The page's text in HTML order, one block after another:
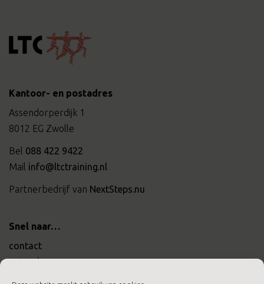
Kantoor- en postadres
Assendorperdijk 1
8012 EG Zwolle
Bel 088 422 9422
Mail info@ltctraining.nl
Partnerbedrijf van NextSteps.nu
Snel naar…
contact
actueel